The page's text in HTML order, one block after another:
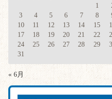
1
3
4 5 6 7 8
10
11 12 13 14 15
17
18 19 20 21 22
24
25 26 27 28 29
31
« 6月